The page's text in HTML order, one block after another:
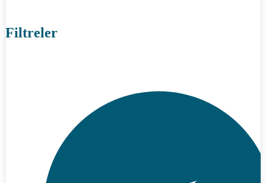
Filtreler